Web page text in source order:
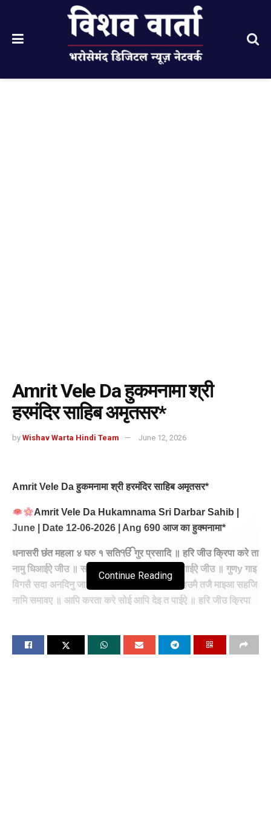
Amrit Vele Da हुकमनामा श्री
हरमंदिर साहिब अमृतसर*
by Wishav Warta Hindi Team June 12, 2026
Amrit Vele Da हुकमनामा श्री हरमंदिर साहिब अमृतसर*
Amrit Vele Da Hukamnama Sri Darbar Sahib |
June | Date 12-06-2026 | Ang 690 आज का हुक्मनामा*
धनासरी छंत महला ४ घरु १ सतिੴ गुर प्रसादि ॥ हरि जीउ क्रिपा करे ता
नामु धिआईऐ जीउ ॥ सतिगुरु मिलै सुभाइ सहजि गुण गाईऐ जीउ ॥ गुणy गाइ
विगसै सदा अनदिनु जा आपि साचे भावए ॥ अहंकारु हउमै तजै माइआ सहजि
नामि समावए ॥ आपि करता करे सोई आपि देइ त पाईऐ ॥ हरि जीउ क्रिपा
जा नामु लई ता जीवा ॥ स्रवणी सुणी त इहु मनु त्रिपतै गुरमुखि अंम्रितु पीवा
Continue Reading